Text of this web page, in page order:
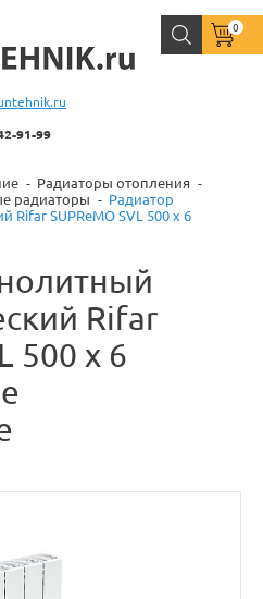
91-99
0
Радиаторы отопления
радиаторы
Радиатор
SUPReMO SVL 500 x 6
Rifar
500 x 6